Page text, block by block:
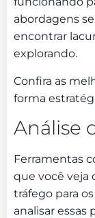
abordagens
encontrar
explorando.
Confira as
forma
Análise
Ferramentas
que você veja
tráfego para
analisar essas